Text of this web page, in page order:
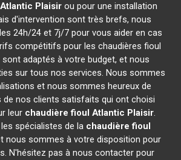
Plaisir ou pour une installation
d'intervention sont très brefs, nous
24h/24 et 7j/7 pour vous aider en cas
compétitifs pour les chaudières fioul
sont adaptés à votre budget, et nous
sur tous nos services. Nous sommes
et nous sommes heureux de
de nos clients satisfaits qui ont choisi
leur chaudière fioul Atlantic Plaisir.
spécialistes de la chaudière fioul
nous sommes à votre disposition pour
N'hésitez pas à nous contacter pour